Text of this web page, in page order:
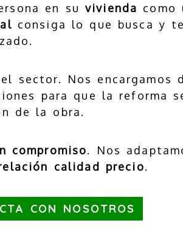
en su vivienda como
consiga lo que busca y
sector. Nos encargamos
para que la reforma
de la obra.
compromiso. Nos
calidad precio.
CON NOSOTROS